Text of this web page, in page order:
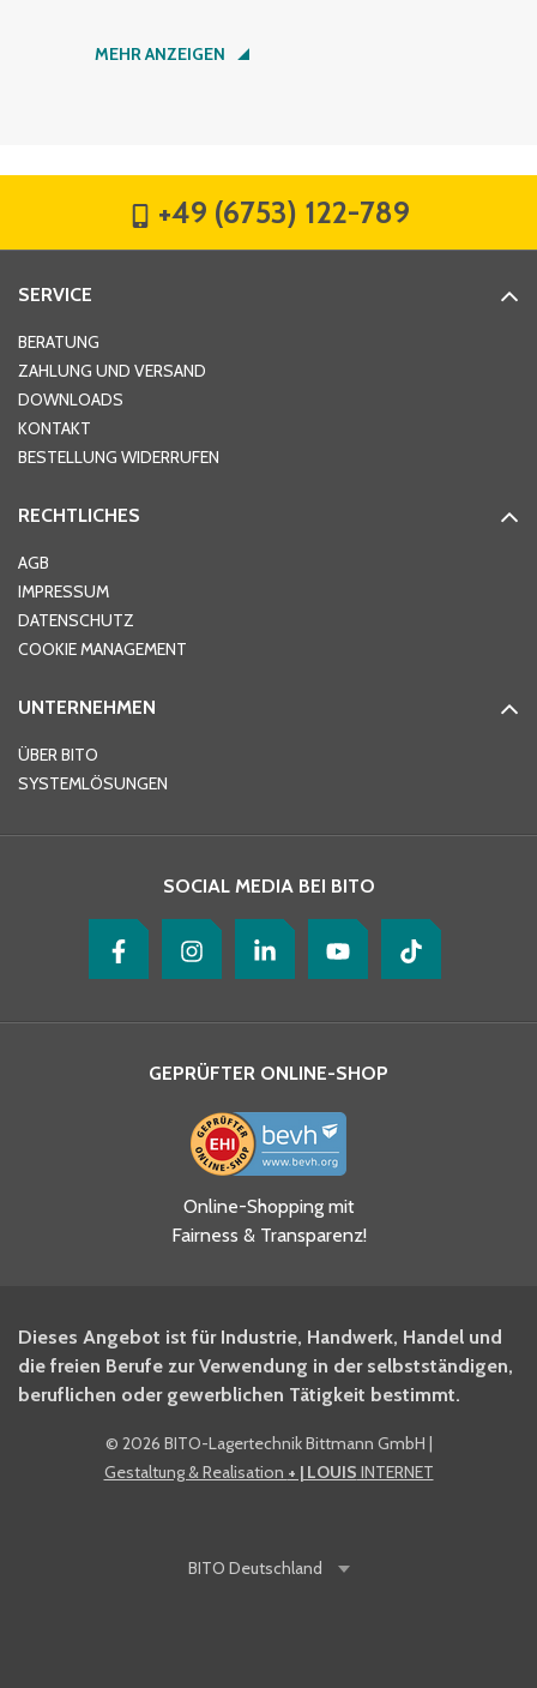
Nachname*
Hausnummer
Ort*
Telefon
Ja, ich habe die
Datenschutzhinweise gelesen
und akzeptiere diese.
BITO Newsletter Fachwissen
Intralogistiker anmelden.
Ja, ich möchte mich für den
BITO Shop-Newsletter
MEHR ANZEIGEN
+49 (6753) 122-789
SERVICE
BERATUNG
ZAHLUNG UND VERSAND
DOWNLOADS
KONTAKT
BESTELLUNG WIDERRUFEN
RECHTLICHES
AGB
IMPRESSUM
DATENSCHUTZ
COOKIE MANAGEMENT
UNTERNEHMEN
ÜBER BITO
SYSTEMLÖSUNGEN
SOCIAL MEDIA BEI BITO
GEPRÜFTER ONLINE-SHOP
Online-Shopping mit
Fairness & Transparenz!
Dieses Angebot ist für Industrie, Handwerk, Handel und
die freien Berufe zur Verwendung in der selbstständigen,
beruflichen oder gewerblichen Tätigkeit bestimmt.
© 2026 BITO-Lagertechnik Bittmann GmbH |
Gestaltung & Realisation + | LOUIS INTERNET
BITO Deutschland